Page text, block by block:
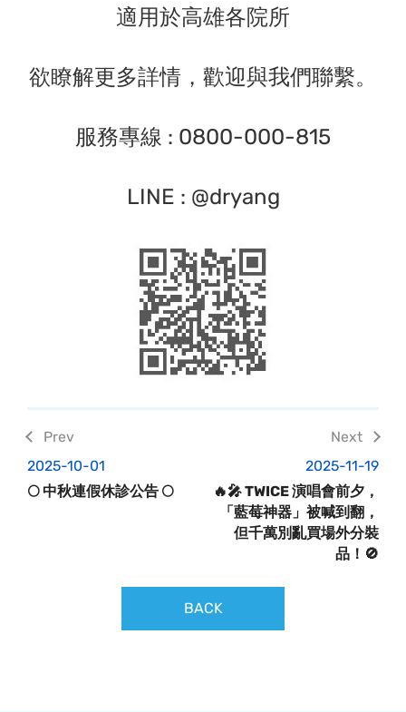
適用於高雄各院所
欲瞭解更多詳情，歡迎與我們聯繫。
服務專線 : 0800-000-815
LINE : @dryang
2025-10-01
🌕 中秋連假休診公告 🌕
2025-11-19
🔥🎤 TWICE 演唱會前夕，
「藍莓神器」被喊到翻，
但千萬別亂買場外分裝
品！🚫
BACK